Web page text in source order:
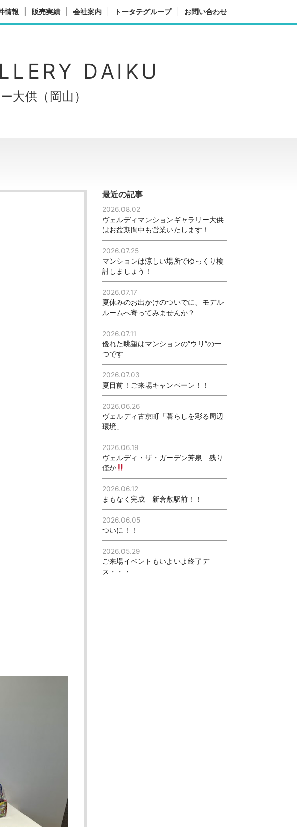
情報 販売実績 会社案内 トータテグループ お問い合わせ
大供（岡山）
DAIKU
最近の記事
2026.08.02
ヴェルディマンションギャラリー大供
はお盆期間中も営業いたします！
2026.07.25
マンションは涼しい場所でゆっくり検
討しましょう！
2026.07.17
夏休みのお出かけのついでに、モデル
ルームへ寄ってみませんか？
2026.07.11
優れた眺望はマンションの”ウリ”の一
つです
2026.07.03
夏目前！ご来場キャンペーン！！
2026.06.26
ヴェルディ古京町「暮らしを彩る周辺
環境」
2026.06.19
ヴェルディ・ザ・ガーデン芳泉 残り
僅か
2026.06.12
まもなく完成 新倉敷駅前！！
2026.06.05
ついに！！
2026.05.29
ご来場イベントもいよいよ終了デ
ス・・・